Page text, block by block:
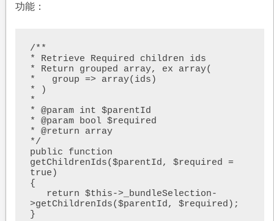
功能：
/**
* Retrieve Required children ids
* Return grouped array, ex array(
*   group => array(ids)
* )
*
* @param int $parentId
* @param bool $required
* @return array
*/
public function
getChildrenIds($parentId, $required =
true)
{
>getChildrenIds($parentId, $required);
}